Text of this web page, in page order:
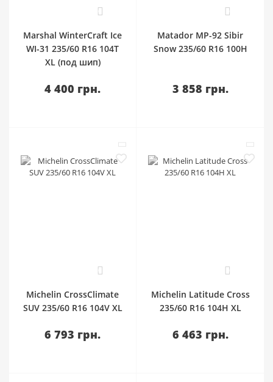
Marshal WinterCraft Ice
WI-31 235/60 R16 104T
XL (под шип)
4 400 грн.
Matador MP-92 Sibir
Snow 235/60 R16 100H
3 858 грн.
Michelin CrossClimate
SUV 235/60 R16 104V XL
6 793 грн.
Michelin Latitude Cross
235/60 R16 104H XL
6 463 грн.